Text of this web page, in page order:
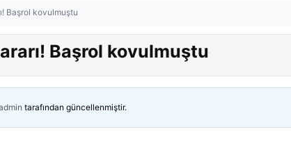
Başrol kovulmuştu
Başrol kovulmuştu
tarafından güncellenmiştir.